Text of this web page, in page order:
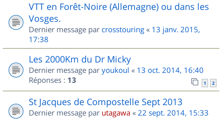
VTT en Forêt-Noire (Allemagne) ou dans les
Vosges.
Dernier message par crosstouring « 13 janv. 2015,
17:38
Les 2000Km du Dr Micky
Dernier message par youkoul « 13 oct. 2014, 16:40
Réponses : 13 1 2
St Jacques de Compostelle Sept 2013
Dernier message par utagawa « 22 sept. 2014, 15:33